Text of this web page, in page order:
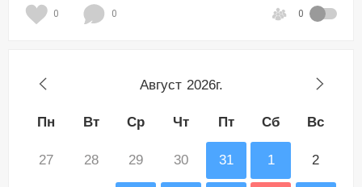
0 0 0
Август 2026г.
Пн Вт Ср Чт Пт Сб Вс
27 28 29 30 31 1 2